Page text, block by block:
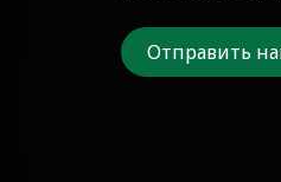
Отправить